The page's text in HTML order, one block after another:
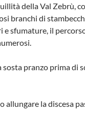
della Val Zebrù,
branchi di
e sfumature, il
sosta pranzo prima di
allungare la discesa